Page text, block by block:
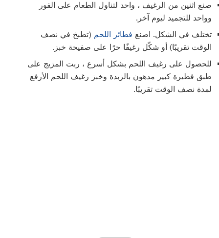
صنع اثنين من الرغيف ، واحد لتناول الطعام على الفور
وواحد للتجميد ليوم آخر.
تختلف في الشكل. اصنع فطائر اللحم (تطبخ في نصف
الوقت تقريبًا) أو شكّل رغيفًا حرًا على صفيحة خبز.
للحصول على رغيف اللحم بشكل أسرع ، ربت المزيج على
طبق فطيرة كبير مدهون بالزبدة وخبز رغيف اللحم الأرفع
لمدة نصف الوقت تقريبًا.